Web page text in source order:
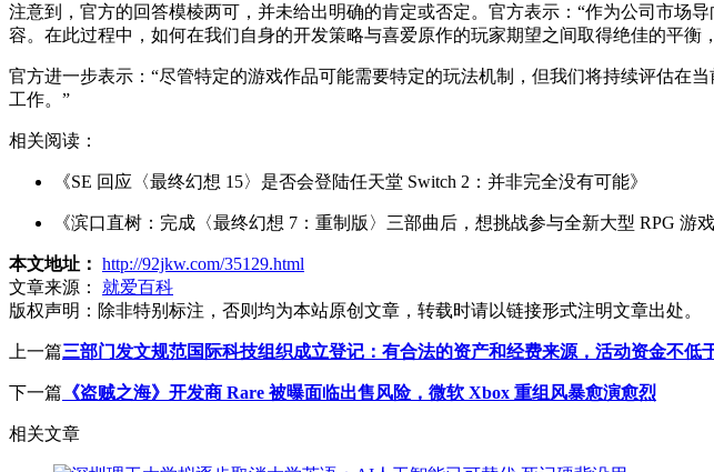
注意到，官方的回答模棱两可，并未给出明确的肯定或否定。官方表示：“作为公司市场
容。在此过程中，如何在我们自身的开发策略与喜爱原作的玩家期望之间取得绝佳的平衡
官方进一步表示：“尽管特定的游戏作品可能需要特定的玩法机制，但我们将持续评估在
工作。”
相关阅读：
《SE 回应〈最终幻想 15〉是否会登陆任天堂 Switch 2：并非完全没有可能》
《滨口直树：完成〈最终幻想 7：重制版〉三部曲后，想挑战参与全新大型 RPG 游戏
本文地址： http://92jkw.com/35129.html
文章来源：
就爱百科
版权声明： 除非特别标注，否则均为本站原创文章，转载时请以链接形式注明文章出处。
上一篇三部门发文规范国际科技组织成立登记：有合法的资产和经费来源，活动资金不低
下一篇 《盗贼之海》开发商 Rare 被曝面临出售风险，微软 Xbox 重组风暴愈演愈烈
相关文章